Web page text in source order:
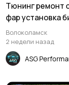
Тюнинг ремонт
фар установка
линз,
фар
Волоколамск
2 недели назад
ASG